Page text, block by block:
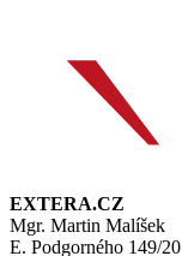
EXTERA.CZ
Mgr. Martin Malíšek
E. Podgorného 149/20